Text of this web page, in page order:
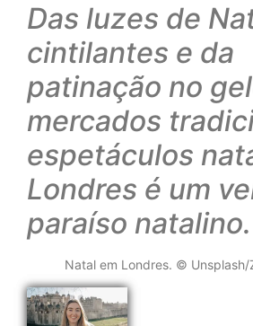
Das luzes de
cintilantes e da
patinação no
mercados
espetáculos
Londres é um
paraíso natalino.
Natal em Londres. © Unsplash/